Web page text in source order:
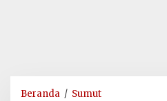
Beranda / SumutTO